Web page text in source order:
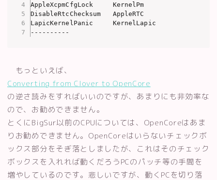
AppleXcpmCfgLock     KernelPm
DisableRtcChecksum   AppleRTC
LapicKernelPanic     KernelLapic
----------
もっといえば、
Converting from Clover to OpenCore
の逆さ読みをすればいいのですが、あまりにも非効率な
ので、お勧めできません。
とくにBigSur以前のCPUについては、OpenCoreはあま
りお勧めできません。OpenCoreはいらないチェックボ
ックス部分をそぎ落としましたが、これはそのチェック
ボックスを入れれば動くだろうPCのパッチ等の手間を
増やしているのです。悲しいですが、動くPCを切り落